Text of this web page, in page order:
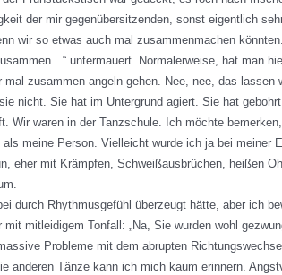
der mir gegenübersitzenden, sonst eigentlich
wir so etwas auch mal zusammenmachen
untermauert. Normalerweise, hat man
zusammen angeln gehen. Nee, nee, das
nicht. Sie hat im Untergrund agiert. Sie hat
Wir waren in der Tanzschule. Ich möchte
meine Person. Vielleicht wurde ich ja bei
eher mit Krämpfen, Schweißausbrüchen, heißen
durch Rhythmusgefühl überzeugt hätte, aber ich
mitleidigem Tonfall: „Na, Sie wurden wohl
Probleme mit dem abrupten
anderen Tänze kann ich mich kaum erinnern.